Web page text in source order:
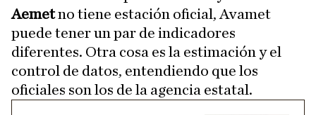
Aemetno tiene estación oficial, Avamet
puede tener un par de indicadores
diferentes. Otra cosa es la estimación y el
control de datos, entendiendo que los
oficiales son los de la agencia estatal.